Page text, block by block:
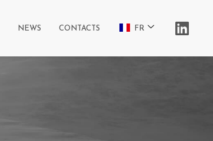
NEWS CONTACTS FR